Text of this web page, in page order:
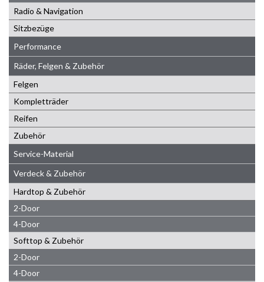
Radio & Navigation
Sitzbezüge
Performance
Räder, Felgen & Zubehör
Felgen
Kompletträder
Reifen
Zubehör
Service-Material
Verdeck & Zubehör
Hardtop & Zubehör
2-Door
4-Door
Softtop & Zubehör
2-Door
4-Door